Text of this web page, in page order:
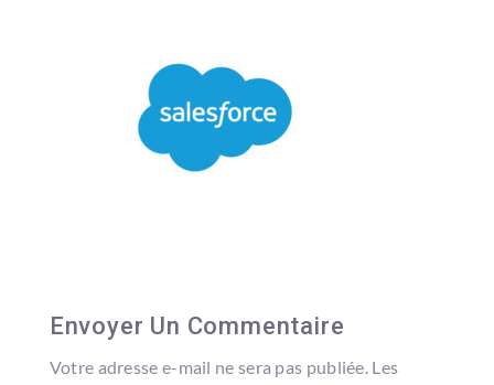
Envoyer Un Commentaire
Votre adresse e-mail ne sera pas publiée. Les